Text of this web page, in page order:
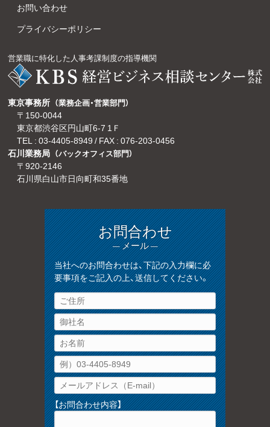
お問い合わせ
プライバシーポリシー
営業職に特化した人事考課制度の指導機関
東京事務所 （業務企画・営業部門）
〒150-0044
東京都渋谷区円山町6-7 1Ｆ
TEL : 03-4405-8949 / FAX : 076-203-0456
石川業務局 （バックオフィス部門）
〒920-2146
石川県白山市日向町和35番地
お問合わせ
— メール —
当社へのお問合わせは、下記の入力欄に必
要事項をご記入の上、送信してください。
【お問合わせ内容】